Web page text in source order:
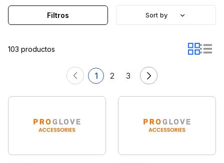
103 productos
1 2 3
Filtros Sort by